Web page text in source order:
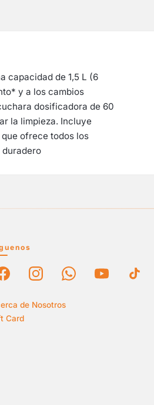
capacidad de 1,5 L (6
y a los cambios
dosificadora de 60
la limpieza. Incluye
ofrece todos los
duradero
de Nosotros
Card